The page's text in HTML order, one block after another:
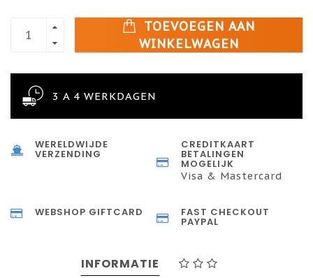
TOEVOEGEN AAN
WINKELWAGEN
3 A 4 WERKDAGEN
WERELDWIJDE
VERZENDING
CREDITKAART
BETALINGEN
MOGELIJK
Visa & Mastercard
WEBSHOP GIFTCARD FAST CHECKOUT
PAYPAL
INFORMATIE